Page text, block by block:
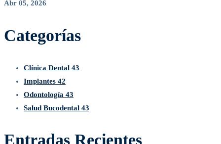
Abr 05, 2026
Categorías
Clínica Dental 43
Implantes 42
Odontología 43
Salud Bucodental 43
Entradas Recientes